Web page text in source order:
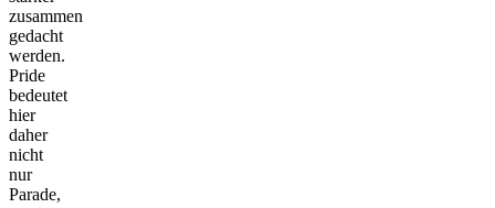
zusammen
gedacht
werden.
Pride
bedeutet
hier
daher
nicht
nur
Parade,